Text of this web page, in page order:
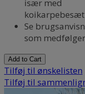
især med
Se
som
Add to Cart
Tilføj til ønskelisten
Tilføj til